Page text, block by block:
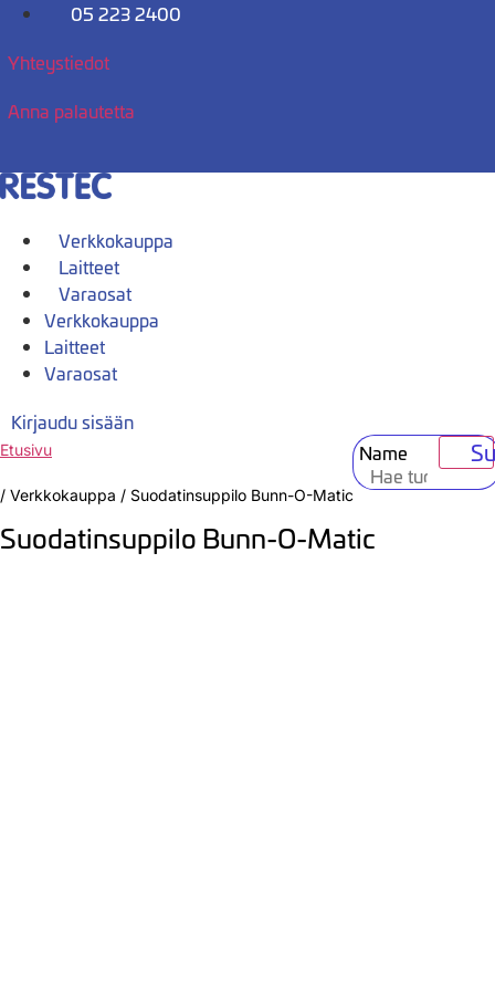
Mene
05 223 2400
Yhteystiedot
Anna palautetta
Verkkokauppa
Laitteet
Varaosat
Verkkokauppa
Laitteet
Varaosat
Kirjaudu sisään
Name
Etusivu
/ Verkkokauppa / Suodatinsuppilo Bunn-O-Matic
Suodatinsuppilo Bunn-O-Matic